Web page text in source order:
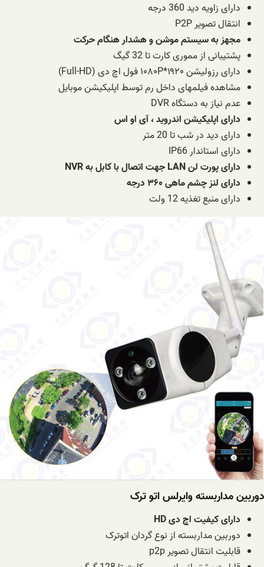
دارای زاویه دید 360 درجه
انتقال تصویر P2P
مجهز به سیستم موشن و هشدار هنگام حرکت
پشتیبانی از مموری کارت تا 32 گیگ
دارای رزولیشن ۱۹۲۰*۱۰۸۰P فول اچ دی (Full-HD)
مشاهده فیلمهای داخل رم توسط اپلیکیشن موبایل
عدم نیاز به دستگاه DVR
دارای اپلیکیشن اندروید ، آی او اس
دارای دید در شب تا 20 متر
دارای استاندار IP66
دارای پورت لن LAN جهت اتصال با کابل به NVR
دارای لنز چشم ماهی ۳۶۰ درجه
دارای منبع تغذیه 12 ولت
دوربین مداربسته وایرلس اتو ترک
دارای کیفیت اچ دی HD
دوربین مداربسته از نوع گردان اتوترک
قابلیت انتقال تصویر p2p